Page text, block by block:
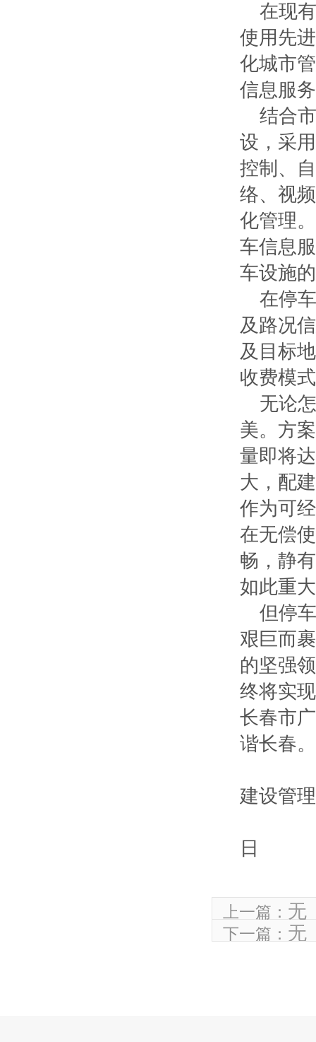
在现有
使用先
化城市
信息服
结合市
设，采
控制、
络、视
化管理
车信息
车设施
在停车
及路况
及目标
收费模
无论怎
美。方
量即将
大，配
作为可
在无偿
畅，静
如此重
但停车
艰巨而
的坚强
终将实
长春市
谐长春。
建设管
日
上一篇： 无
下一篇： 无